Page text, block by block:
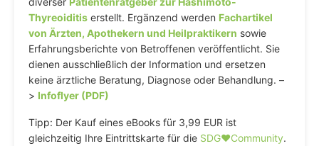
Thyreoiditis erstellt. Ergänzend werden Fachartikel
von Ärzten, Apothekern und Heilpraktikern sowie
Erfahrungsberichte von Betroffenen veröffentlicht. Sie
dienen ausschließlich der Information und ersetzen
keine ärztliche Beratung, Diagnose oder Behandlung. –
> Infoflyer (PDF)
Tipp: Der Kauf eines eBooks für 3,99 EUR ist
gleichzeitig Ihre Eintrittskarte für die SDG♥️Community.